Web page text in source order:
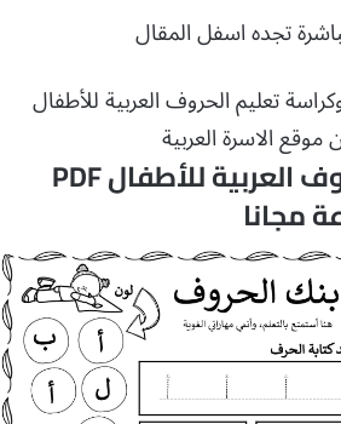
تجده اسفل المقال
تعليم الحروف العربية للأطفال
ملزمة تعليم حروف العربية للأطفال PDF
مجانا